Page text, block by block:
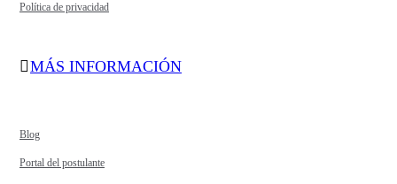
Política de privacidad
MÁS INFORMACIÓN
Blog
Portal del postulante